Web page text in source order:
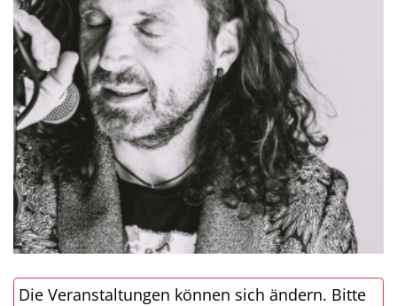
Die Veranstaltungen können sich ändern. Bitte